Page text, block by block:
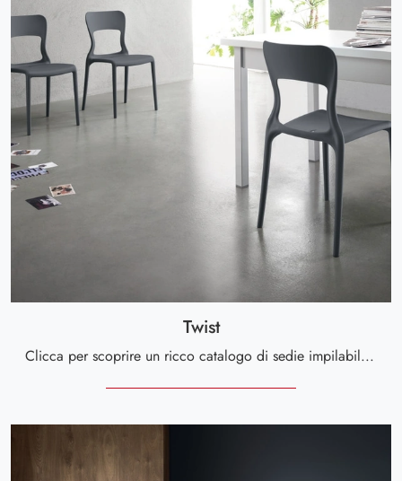
Twist
Clicca per scoprire un ricco catalogo di sedie impilabili per stanze moderne: il modello Twist di Scavolini ti attende!